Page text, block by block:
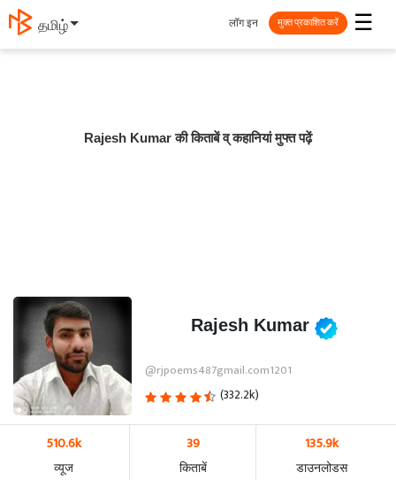
தமிழ் ☰
लॉग इन मुक्त प्रकाशित करें
Rajesh Kumar की किताबें व् कहानियां मुफ्त पढ़ें
Rajesh Kumar
@rjpoems487gmail.com1201
(332.2k)
510.6k
व्यूज
39
किताबें
135.9k
डाउनलोडस